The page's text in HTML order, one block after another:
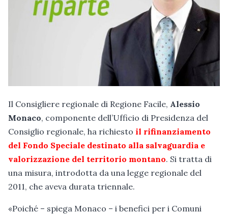
Il Consigliere regionale di Regione Facile, Alessio
Monaco, componente dell’Ufficio di Presidenza del
Consiglio regionale, ha richiesto il rifinanziamento
del Fondo Speciale destinato alla salvaguardia e
valorizzazione del territorio montano. Si tratta di
una misura, introdotta da una legge regionale del
2011, che aveva durata triennale.
«Poiché – spiega Monaco – i benefici per i Comuni